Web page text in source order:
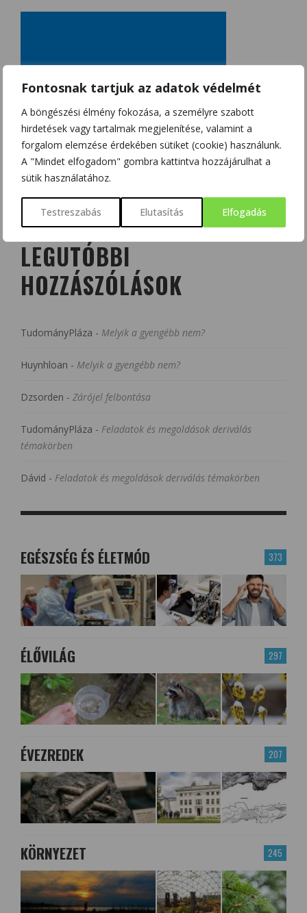
Fontosnak tartjuk az adatok védelmét
A böngészési élmény fokozása, a személyre szabott
hirdetések vagy tartalmak megjelenítése, valamint a
forgalom elemzése érdekében sütiket (cookie) használunk.
A "Mindet elfogadom" gombra kattintva hozzájárulhat a
sütik használatához.
Testreszabás Elutasítás Elfogadás
LEGUTÓBBI
HOZZÁSZÓLÁSOK
TudományPláza - Melyik a gyengébb nem?
Huynhloan - Melyik a gyengébb nem?
Dzsorden - Zárójel felbontása
TudományPláza - Feladatok és megoldások deriválás
témakörben
Dávid - Feladatok és megoldások deriválás témakörben
373
EGÉSZSÉG ÉS ÉLETMÓD
297
ÉLŐVILÁG
207
ÉVEZREDEK
245
KÖRNYEZET